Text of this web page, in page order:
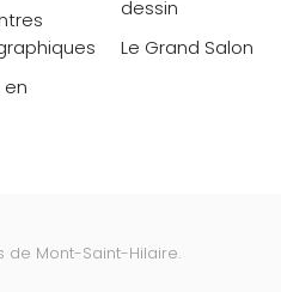
en
dessin
Le Grand Salon
de Mont-Saint-Hilaire.